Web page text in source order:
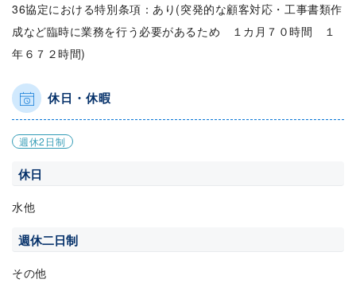
36協定における特別条項：あり(突発的な顧客対応・工事書類作
成など臨時に業務を行う必要があるため １カ月７０時間 １
年６７２時間)
休日・休暇
週休2日制
休日
水他
週休二日制
その他